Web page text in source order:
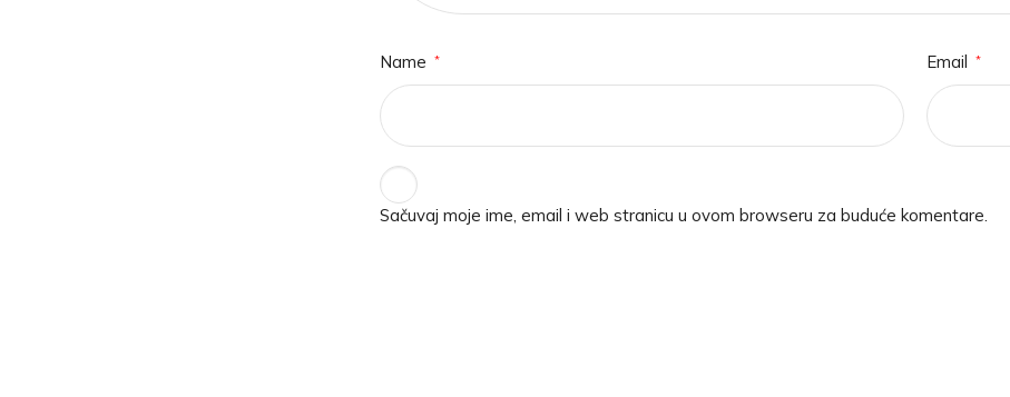
Name * Email *
Sačuvaj moje ime, email i web stranicu u ovom browseru za buduće komentare.